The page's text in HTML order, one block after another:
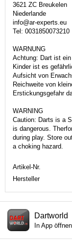
3621 ZC Breukelen
Niederlande
info@ar-experts.eu
Tel: 0031850073210
WARNUNG
Achtung: Dart ist
Kinder ist es
Aufsicht von
Reichweite von
Erstickungsgefahr
WARNING
Caution: Darts is a
is dangerous.
during play. Store
a choking hazard.
Artikel-Nr.
Hersteller
Dartworld
In App öffnen